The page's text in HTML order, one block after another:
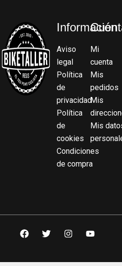
Información
Aviso
legal
Política
de
privacidad
Política
de
cookies
Condiciones
de compra
Mi
cuenta
Mis
pedidos
Mis
Mis
F
a
b
T
w
t
I
n
a
Y
o
u